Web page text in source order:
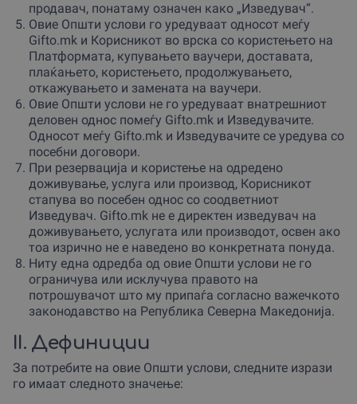
продавач, понатаму означен како „Изведувач“.
Овие Општи услови го уредуваат односот меѓу
Gifto.mk и Корисникот во врска со користењето на
Платформата, купувањето ваучери, доставата,
плаќањето, користењето, продолжувањето,
откажувањето и замената на ваучери.
Овие Општи услови не го уредуваат внатрешниот
деловен однос помеѓу Gifto.mk и Изведувачите.
Односот меѓу Gifto.mk и Изведувачите се уредува со
посебни договори.
При резервација и користење на одредено
доживување, услуга или производ, Корисникот
стапува во посебен однос со соодветниот
Изведувач. Gifto.mk не е директен изведувач на
доживувањето, услугата или производот, освен ако
тоа изрично не е наведено во конкретната понуда.
Ниту една одредба од овие Општи услови не го
ограничува или исклучува правото на
потрошувачот што му припаѓа согласно важечкото
законодавство на Република Северна Македонија.
II. Дефиниции
За потребите на овие Општи услови, следните изрази
го имаат следното значење: